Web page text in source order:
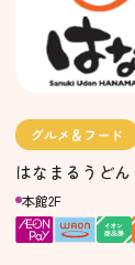
グルメ＆フード
はなまるうどん
本館2F